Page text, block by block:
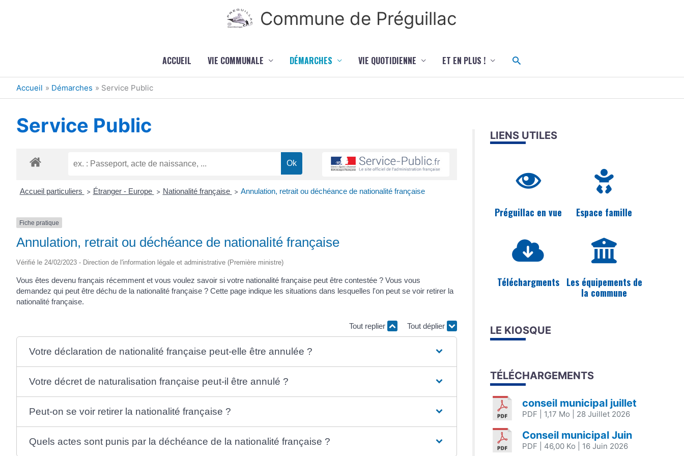
Commune de Préguillac
ACCUEIL VIE COMMUNALE DÉMARCHES VIE QUOTIDIENNE ET EN PLUS ! Rechercher
Accueil Démarches Service Public
Service Public
Accueil particuliers > Étranger - Europe > Nationalité française > Annulation, retrait ou déchéance de nationalité française
Fiche pratique
Annulation, retrait ou déchéance de nationalité française
Vérifié le 24/02/2023 - Direction de l'information légale et administrative (Première ministre)
Vous êtes devenu français récemment et vous voulez savoir si votre nationalité française peut être contestée ? Vous vous
demandez qui peut être déchu de la nationalité française ? Cette page indique les situations dans lesquelles l'on peut se voir retirer la
nationalité française.
Tout replier Tout déplier
Votre déclaration de nationalité française peut-elle être annulée ?
Votre décret de naturalisation française peut-il être annulé ?
Peut-on se voir retirer la nationalité française ?
Quels actes sont punis par la déchéance de la nationalité française ?
LIENS UTILES
Préguillac en vue Espace famille
Téléchargments Les équipements de
la commune
LE KIOSQUE
TÉLÉCHARGEMENTS
conseil municipal juillet
PDF | 1,17 Mo | 28 Juillet 2026
Conseil municipal Juin
PDF | 46,00 Ko | 16 Juin 2026